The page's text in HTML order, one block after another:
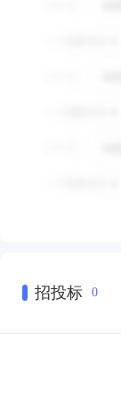
招投标 0